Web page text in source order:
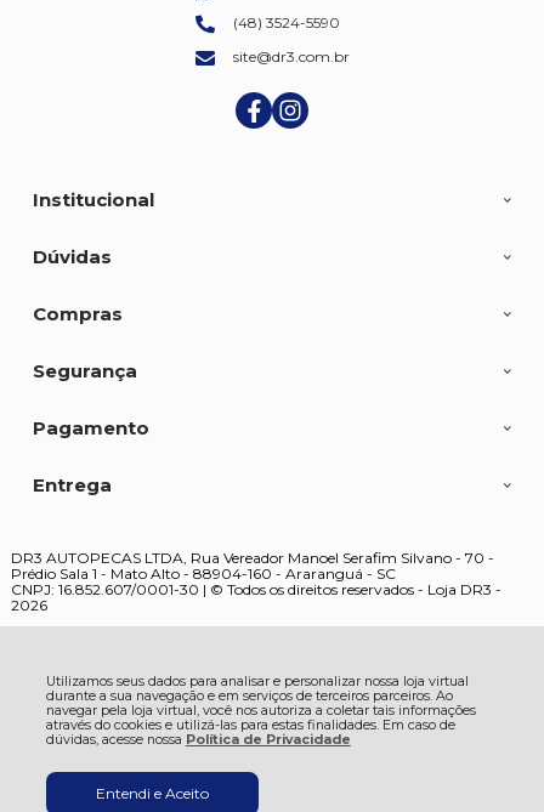
Utilizamos seus dados para analisar e personalizar nossa loja virtual
durante a sua navegação e em serviços de terceiros parceiros. Ao
navegar pela loja virtual, você nos autoriza a coletar tais informações
através do cookies e utilizá-las para estas finalidades. Em caso de
dúvidas, acesse nossa Política de Privacidade
Entendi e Aceito
(48) 3524-5590
site@dr3.com.br
Institucional
Dúvidas
Compras
Segurança
Pagamento
Entrega
DR3 AUTOPECAS LTDA, Rua Vereador Manoel Serafim Silvano - 70 -
Prédio Sala 1 - Mato Alto - 88904-160 - Araranguá - SC
CNPJ: 16.852.607/0001-30 | © Todos os direitos reservados - Loja DR3 -
2026